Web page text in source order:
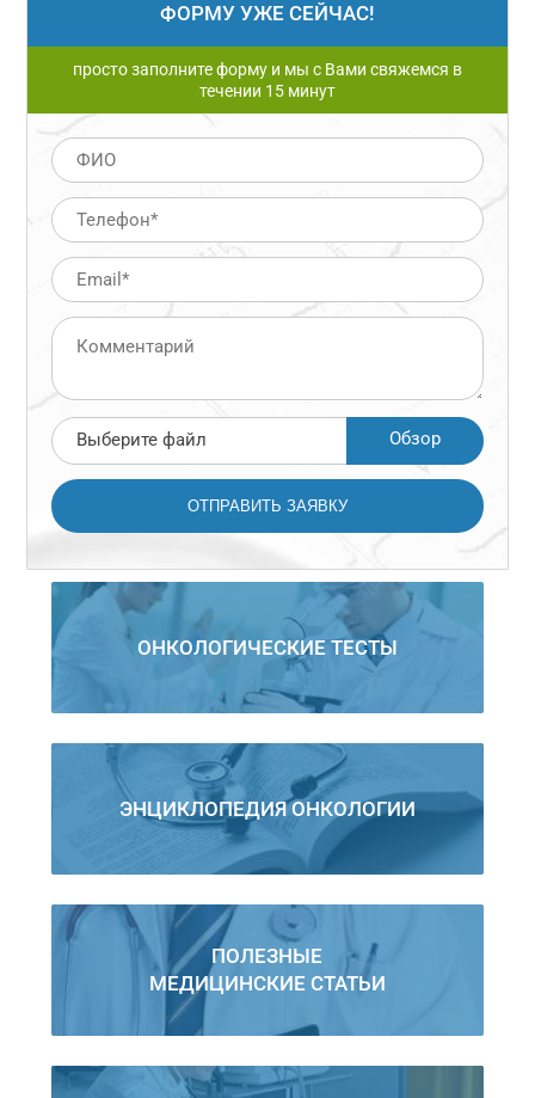
ФОРМУ УЖЕ СЕЙЧАС!
просто заполните форму и мы с Вами свяжемся в
течении 15 минут
Выберите файл Обзор
ОНКОЛОГИЧЕСКИЕ ТЕСТЫ
ЭНЦИКЛОПЕДИЯ ОНКОЛОГИИ
ПОЛЕЗНЫЕ
МЕДИЦИНСКИЕ СТАТЬИ